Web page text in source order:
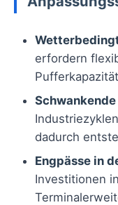
erfordern
dadurch
Engpässe in
Investitionen